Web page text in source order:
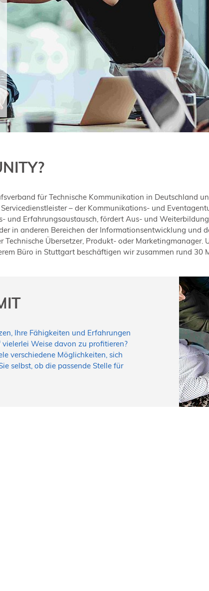
für Technische Kommunikation in Deutschland
– der Kommunikations- und
und Erfahrungsaustausch, fördert Aus- und
in anderen Bereichen der Informationsentwicklung und
Technische Übersetzer, Produkt- oder
Büro in Stuttgart beschäftigen wir zusammen rund
Ihre Fähigkeiten und Erfahrungen
Weise davon zu profitieren?
verschiedene Möglichkeiten, sich
selbst, ob die passende Stelle für